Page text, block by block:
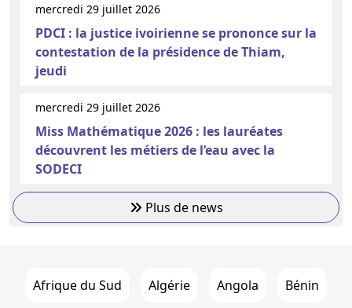
mercredi 29 juillet 2026
PDCI : la justice ivoirienne se prononce sur la
contestation de la présidence de Thiam,
jeudi
mercredi 29 juillet 2026
Miss Mathématique 2026 : les lauréates
découvrent les métiers de l’eau avec la
SODECI
Plus de news
Afrique du Sud Algérie Angola Bénin